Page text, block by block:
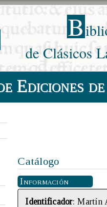
B
de Clásicos
Ediciones
Catálogo
Información
Identificador: Martín